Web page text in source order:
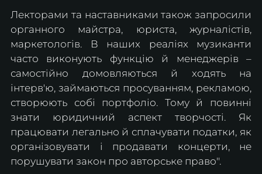
Лекторами та наставниками також запросили
органного майстра, юриста, журналістів,
маркетологів. В наших реаліях музиканти
часто виконують функцію й менеджерів –
самостійно домовляються й ходять на
інтерв'ю, займаються просуванням, рекламою,
створюють собі портфоліо. Тому й повинні
знати юридичний аспект творчості. Як
працювати легально й сплачувати податки, як
організовувати і продавати концерти, не
порушувати закон про авторське право".